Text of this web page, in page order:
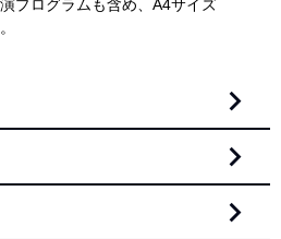
プログラムも含め、A4サイズ